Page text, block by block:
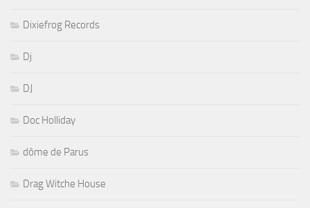
Dixiefrog Records
Dj
DJ
Doc Holliday
dôme de Parus
Drag Witche House